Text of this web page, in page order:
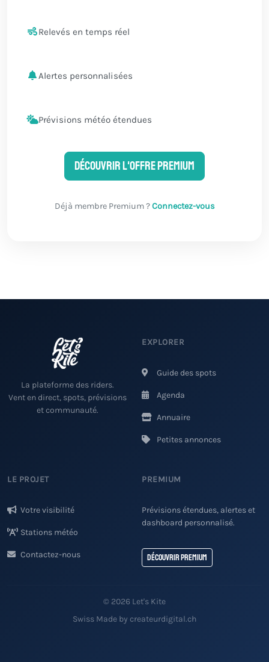
Relevés en temps réel
Alertes personnalisées
Prévisions météo étendues
Découvrir l'offre Premium
Déjà membre Premium ?Connectez-vous
La plateforme des riders.
Vent en direct, spots, prévisions
et communauté.
EXPLORER
Guide des spots
Agenda
Annuaire
Petites annonces
LE PROJET
Votre visibilité
Stations météo
Contactez-nous
PREMIUM
Prévisions étendues, alertes et
dashboard personnalisé.
Découvrir Premium
© 2026 Let's Kite
Swiss Made by createurdigital.ch